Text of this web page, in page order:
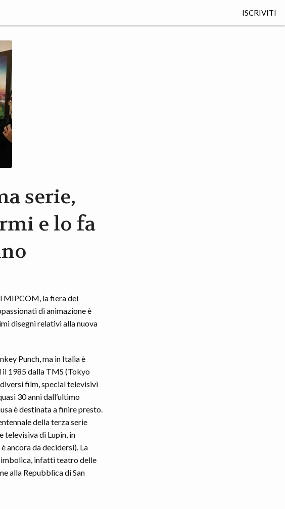
ISCRIVITI
serie,
e lo fa
MIPCOM, la fiera dei
di animazione è
disegni relativi alla nuova
Punch, ma in Italia è
1985 dalla TMS (Tokyo
film, special televisivi
30 anni dall’ultimo
è destinata a finire presto.
della terza serie
televisiva di Lupin, in
ancora da decidersi). La
infatti teatro delle
alla Repubblica di San